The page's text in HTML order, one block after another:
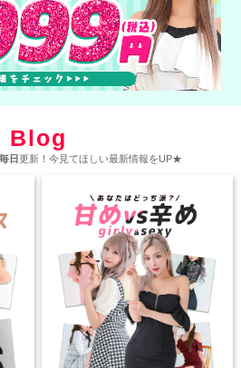
Blog
毎日更新！今見てほしい最新情報をUP★